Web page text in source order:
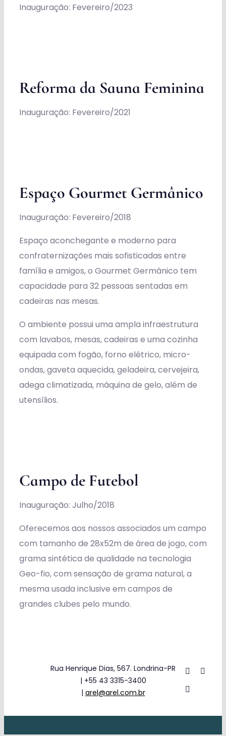
Inauguração: Fevereiro/2023
Reforma da Sauna Feminina
Inauguração: Fevereiro/2021
Espaço Gourmet Germânico
Inauguração: Fevereiro/2018
Espaço aconchegante e moderno para
confraternizações mais sofisticadas entre
família e amigos, o Gourmet Germânico tem
capacidade para 32 pessoas sentadas em
cadeiras nas mesas.
O ambiente possui uma ampla infraestrutura
com lavabos, mesas, cadeiras e uma cozinha
equipada com fogão, forno elétrico, micro-
ondas, gaveta aquecida, geladeira, cervejeira,
adega climatizada, máquina de gelo, além de
utensílios.
Campo de Futebol
Inauguração: Julho/2018
Oferecemos aos nossos associados um campo
com tamanho de 28x52m de área de jogo, com
grama sintética de qualidade na tecnologia
Geo-fio, com sensação de grama natural, a
mesma usada inclusive em campos de
grandes clubes pelo mundo.
Rua Henrique Dias, 567. Londrina-PR
| +55 43 3315-3400
| arel@arel.com.br